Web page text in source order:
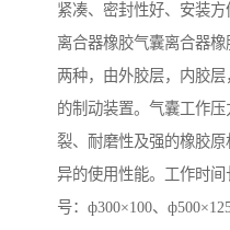
紧凑、密封性好、安装方
离合器橡胶气囊离合器
两种，由外胶层，内胶
的制动装置。气囊工作
裂、耐磨性及强的橡胶
异的使用性能。工作时
号：ф300×100、